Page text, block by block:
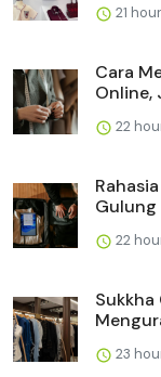
21
Cara
Online,
22
Gulung
22
Sukkha
23